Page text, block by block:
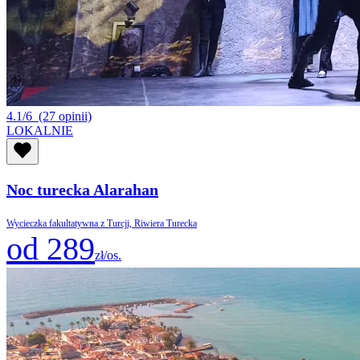
4.1/6 (27 opinii)
LOKALNIE
Noc turecka Alarahan
Wycieczka fakultatywna z Turcji, Riwiera Turecka
od 289zł/os.